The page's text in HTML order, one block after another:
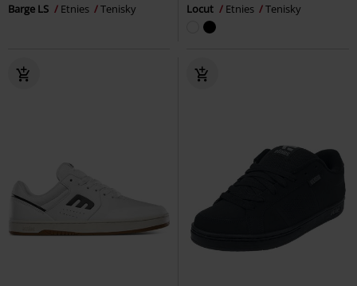
Barge LS Etnies Tenisky Locut Etnies Tenisky